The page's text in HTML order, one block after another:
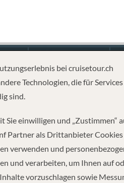
bei cruisetour.ch
Technologien, die für
sind.
Sie einwilligen und „Zustimmen“
Partner als Drittanbieter
verwenden und
und verarbeiten, um Ihnen auf
vorzuschlagen sowie